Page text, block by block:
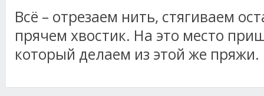
Всё – отрезаем нить, стягиваем
прячем хвостик. На это место
который делаем из этой же пряжи.